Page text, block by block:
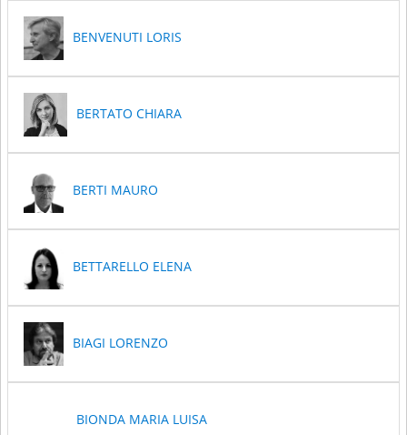
BENVENUTI LORIS
BERTATO CHIARA
BERTI MAURO
BETTARELLO ELENA
BIAGI LORENZO
BIONDA MARIA LUISA